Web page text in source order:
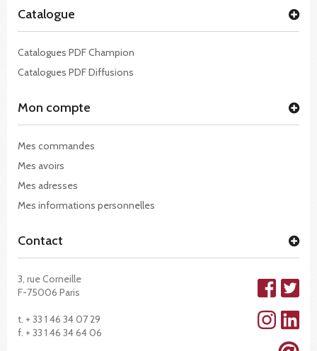
Catalogue
Catalogues PDF Champion
Catalogues PDF Diffusions
Mon compte
Mes commandes
Mes avoirs
Mes adresses
Mes informations personnelles
Contact
3, rue Corneille
F-75006 Paris
t. + 33 1 46 34 07 29
f. + 33 1 46 34 64 06